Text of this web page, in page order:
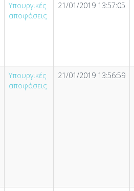
Υπουργικές
αποφάσεις
21/01/2019 13:57:05
Υπουργικές
αποφάσεις
21/01/2019 13:56:59